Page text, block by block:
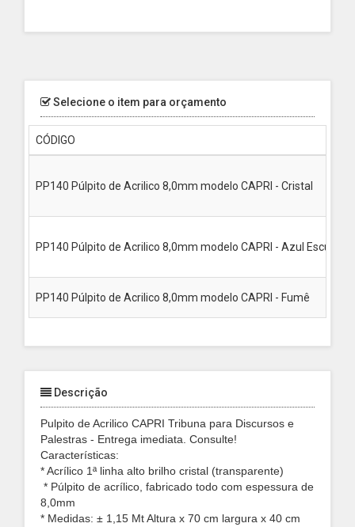
Selecione o item para orçamento
CÓDIGO
PP140 Púlpito de Acrilico 8,0mm modelo CAPRI - Cristal
PP140 Púlpito de Acrilico 8,0mm modelo CAPRI - Azul Escuro
PP140 Púlpito de Acrilico 8,0mm modelo CAPRI - Fumê
Descrição
Pulpito de Acrilico CAPRI Tribuna para Discursos e
Palestras - Entrega imediata. Consulte!
Características:
* Acrílico 1ª linha alto brilho cristal (transparente)
* Púlpito de acrílico, fabricado todo com espessura de
8,0mm
* Medidas: ± 1,15 Mt Altura x 70 cm largura x 40 cm